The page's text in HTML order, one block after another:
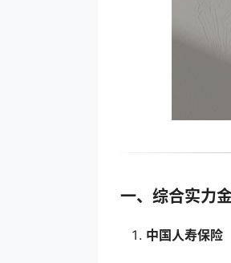
一、综合实力
中国人寿保险